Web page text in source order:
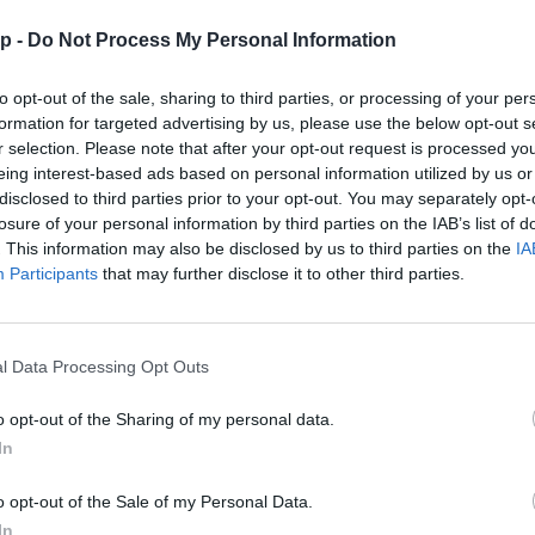
- Do Not Process My Personal Information
opt-out of the sale, sharing to third parties, or processing of your
for targeted advertising by us, please use the below opt-out
selection. Please note that after your opt-out request is processed
interest-based ads based on personal information utilized by us
to third parties prior to your opt-out. You may separately
of your personal information by third parties on the IAB’s list of
This information may also be disclosed by us to third parties on the
Participants that may further disclose it to other third parties.
Data Processing Opt Outs
opt-out of the Sharing of my personal data.
opt-out of the Sale of my Personal Data.
30naposelőrejelzés 60napos
Aug 11.
K
36
21
Aug 12.
SZ
34
19
Aug 13.
CS
Aug 14.
P
35
Aug 15.
SZ